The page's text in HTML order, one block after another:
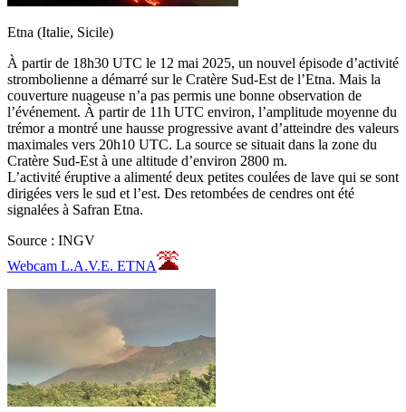
Etna (Italie, Sicile)
À partir de 18h30 UTC le 12 mai 2025, un nouvel épisode d’activité
strombolienne a démarré sur le Cratère Sud-Est de l’Etna. Mais la
couverture nuageuse n’a pas permis une bonne observation de
l’événement. À partir de 11h UTC environ, l’amplitude moyenne du
trémor a montré une hausse progressive avant d’atteindre des valeurs
maximales vers 20h10 UTC. La source se situait dans la zone du
Cratère Sud-Est à une altitude d’environ 2800 m.
L’activité éruptive a alimenté deux petites coulées de lave qui se sont
dirigées vers le sud et l’est. Des retombées de cendres ont été
signalées à Safran Etna.
Source : INGV
Webcam L.A.V.E. ETNA